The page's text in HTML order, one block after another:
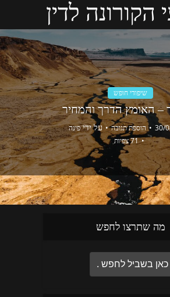
הקורונה לדין
שיפודי חופש
– האומץ הדרך והמחיר
30/ הוספת תגובה על ידיפינה
71 צפיות
מה שתרצו לחפש